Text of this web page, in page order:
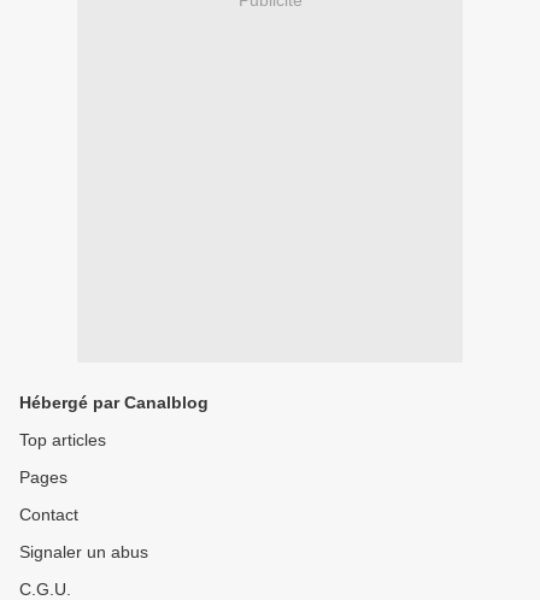
Hébergé par Canalblog
Top articles
Pages
Contact
Signaler un abus
C.G.U.